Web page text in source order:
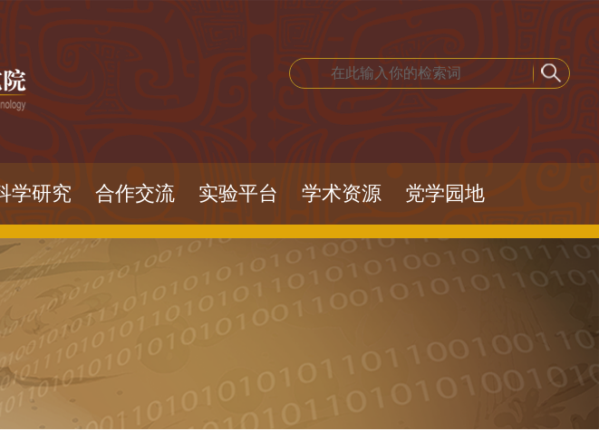
学研究 合作交流 实验平台 学术资源 党学园地